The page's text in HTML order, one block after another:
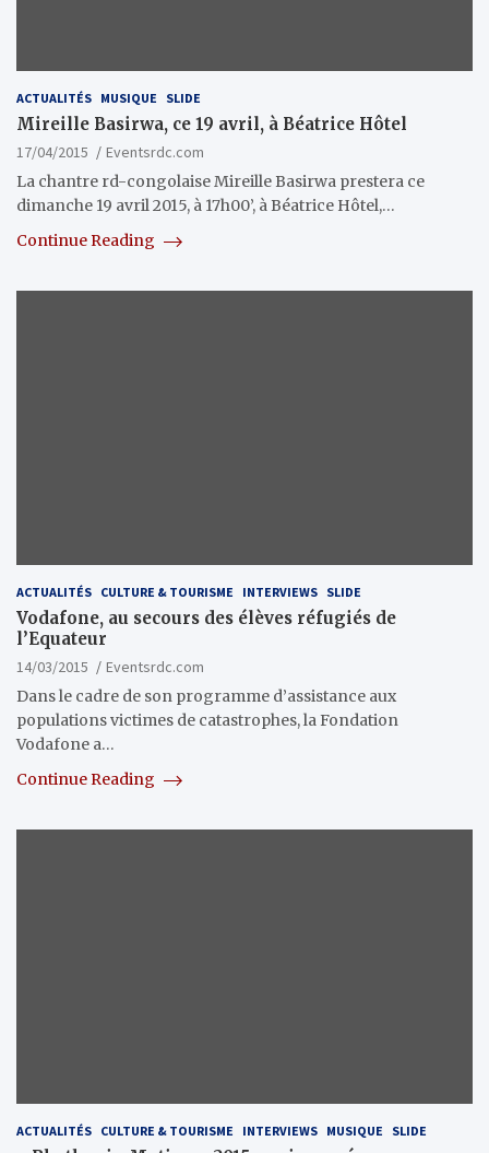
ACTUALITÉS MUSIQUE SLIDE
Mireille Basirwa, ce 19 avril, à Béatrice Hôtel
17/04/2015
Eventsrdc.com
La chantre rd-congolaise Mireille Basirwa prestera ce
dimanche 19 avril 2015, à 17h00’, à Béatrice Hôtel,…
Continue Reading
ACTUALITÉS CULTURE & TOURISME INTERVIEWS SLIDE
Vodafone, au secours des élèves réfugiés de
l’Equateur
14/03/2015
Eventsrdc.com
Dans le cadre de son programme d’assistance aux
populations victimes de catastrophes, la Fondation
Vodafone a…
Continue Reading
ACTUALITÉS CULTURE & TOURISME INTERVIEWS MUSIQUE SLIDE